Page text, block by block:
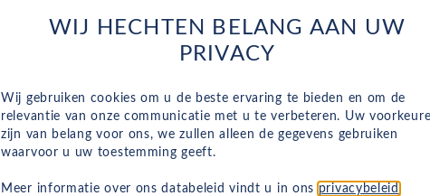
Naast het reguliere onderhoud, zijn kleine
inbegrepen in je maandelijkse kosten en wordt
dit geregeld met een garage bij jou in de buurt.
Hulp bij pech en technische problemen met je
auto zijn gewoon inbegrepen in je maandelijkse
WIJ HECHTEN BELANG AAN UW
PRIVACY
Wij gebruiken cookies om u de beste ervaring te bieden en om de
relevantie van onze communicatie met u te verbeteren. Uw
zijn van belang voor ons, we zullen alleen de gegevens gebruiken
waarvoor u uw toestemming geeft.
Meer informatie over ons databeleid vindt u in ons privacybeleid